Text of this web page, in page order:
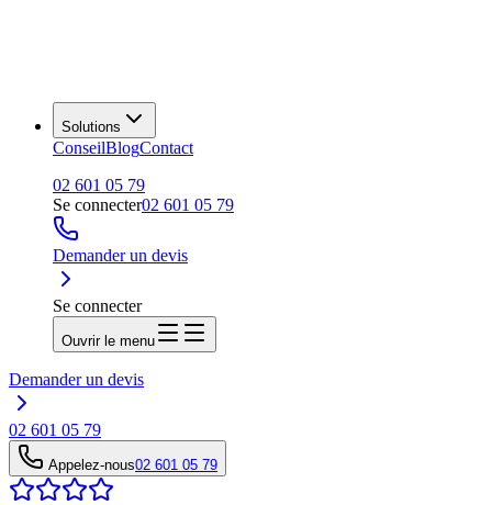
Solutions
ConseilBlogContact
02 601 05 79
Se connecter02 601 05 79
Demander un devis
Se connecter
Ouvrir le menu
Demander un devis
02 601 05 79
Appelez-nous02 601 05 79